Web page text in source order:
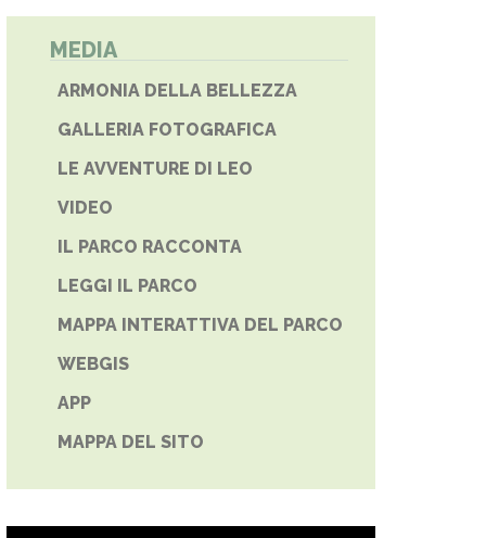
MEDIA
ARMONIA DELLA BELLEZZA
GALLERIA FOTOGRAFICA
LE AVVENTURE DI LEO
VIDEO
IL PARCO RACCONTA
LEGGI IL PARCO
MAPPA INTERATTIVA DEL PARCO
WEBGIS
APP
MAPPA DEL SITO